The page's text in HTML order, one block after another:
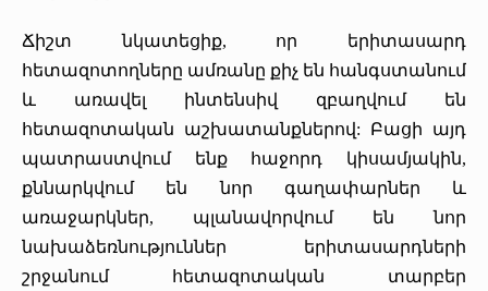
Ճիշտ նկատեցիք, որ երիտասարդ
հետազոտողները ամռանը քիչ են հանգստանում
և առավել ինտենսիվ զբաղվում են
հետազոտական աշխատանքներով: Բացի այդ
պատրաստվում ենք հաջորդ կիսամյակին,
քննարկվում են նոր գաղափարներ և
առաջարկներ, պլանավորվում են նոր
նախաձեռնություններ երիտասարդների
շրջանում հետազոտական տարբեր